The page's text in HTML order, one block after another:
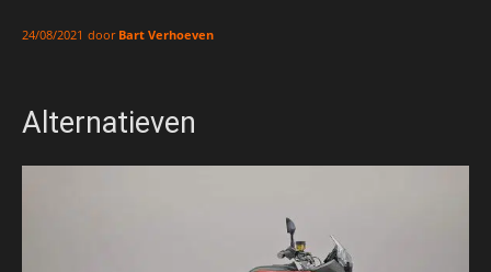
24/08/2021 door Bart Verhoeven
Alternatieven